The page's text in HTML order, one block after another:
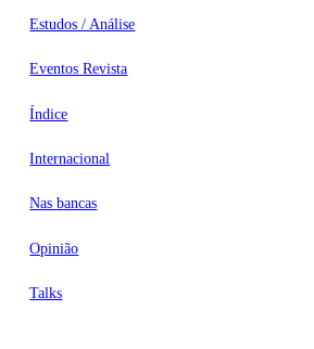
Estudos / Análise
Eventos Revista
Índice
Internacional
Nas bancas
Opinião
Talks